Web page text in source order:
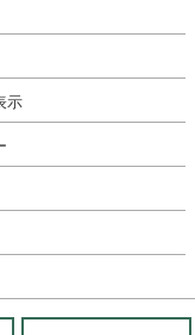
示